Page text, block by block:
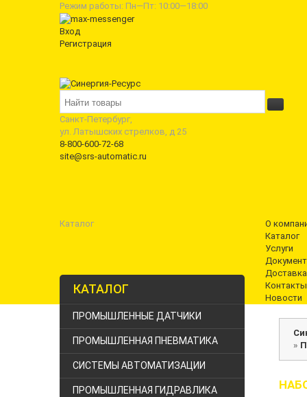
Режим работы: Пн—Пт: 10:00—18:00
Вход
Регистрация
Санкт-Петербург,
ул. Латышских стрелков, д 25
8-800-600-72-68
site@srs-automatic.ru
Каталог
О
Каталог
Услуги
Доставка
Контакты
Новости
КАТАЛОГ
ПРОМЫШЛЕННЫЕ ДАТЧИКИ
ПРОМЫШЛЕННАЯ ПНЕВМАТИКА
СИСТЕМЫ АВТОМАТИЗАЦИИ
ПРОМЫШЛЕННАЯ ГИДРАВЛИКА
»